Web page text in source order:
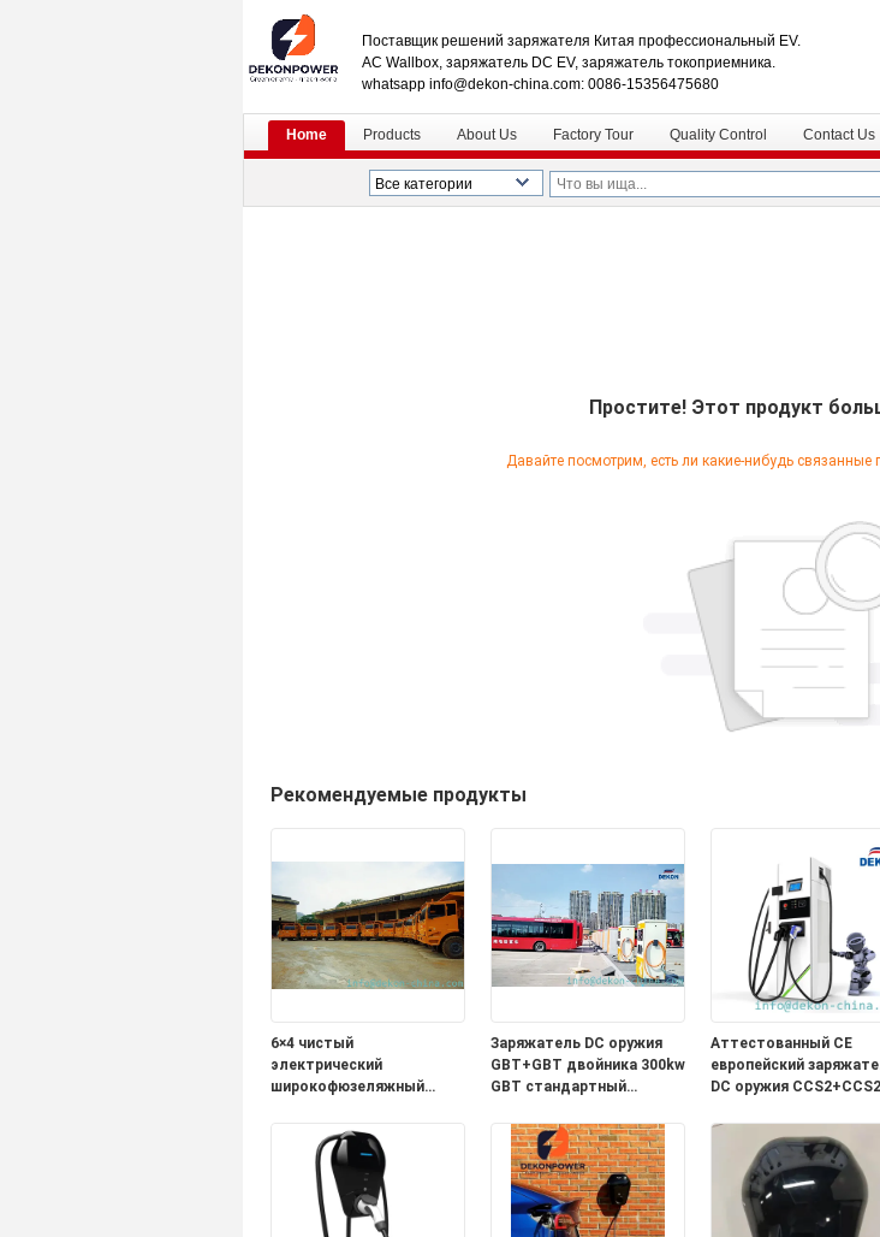
Поставщик решений заряжателя Китая профессиональный EV.
AC Wallbox, заряжатель DC EV, заряжатель токоприемника.
whatsapp info@dekon-china.com: 0086-15356475680
Home Products About Us Factory Tour Quality Control Contact Us
Простите! Этот продукт
Давайте посмотрим, есть ли какие-нибудь связанные
Рекомендуемые продукты
6×4 чистый
электрический
широкофюзеляжный
зарядная версия 423 кВт
емкость загрузки
аккумулятора 60 тонн
Заряжатель DC оружия
GBT+GBT двойника 300kw
GBT стандартный
электротранспорта
Аттестованный CE
европейский
DC оружия CCS2+CCS2
360kw быстрый для
электрический
автобуса или тележки